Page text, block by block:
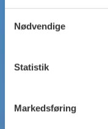
Nødvendige
Statistik
Markedsføring